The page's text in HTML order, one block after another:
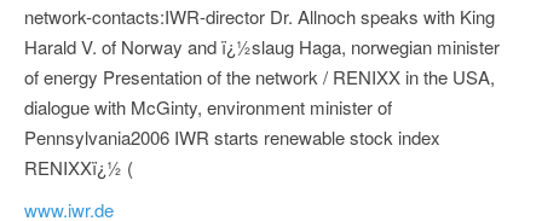
network-contacts:IWR-director Dr. Allnoch speaks with King
Harald V. of Norway and ï¿½slaug Haga, norwegian minister
of energy Presentation of the network / RENIXX in the USA,
dialogue with McGinty, environment minister of
Pennsylvania2006 IWR starts renewable stock index
RENIXXï¿½ (
www.iwr.de